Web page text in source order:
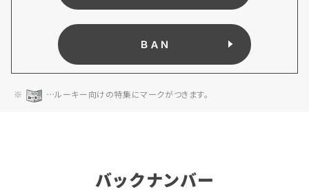
ＢＡＮ
※ ⋯ルーキー向けの特集にマークがつきます。
バックナンバー